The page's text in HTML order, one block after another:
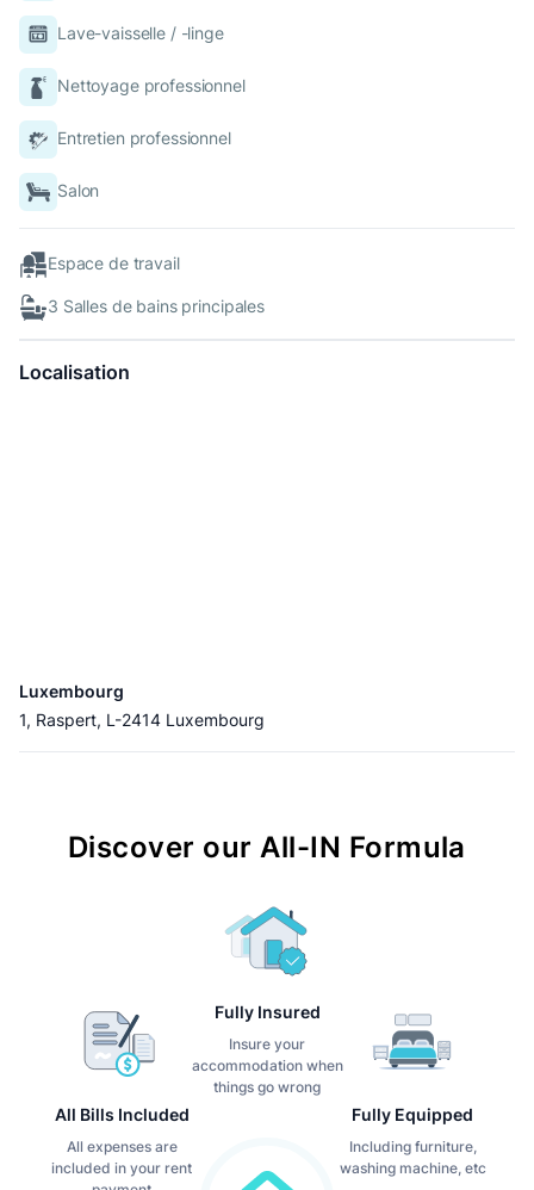
Lave-vaisselle / -linge
Nettoyage professionnel
Entretien professionnel
Salon
Espace de travail
3 Salles de bains principales
Localisation
Luxembourg
1, Raspert, L-2414 Luxembourg
Discover our All-IN Formula
Fully Insured
Insure your
accommodation when
things go wrong
All Bills Included
All expenses are
included in your rent
Fully Equipped
Including furniture,
washing machine, etc